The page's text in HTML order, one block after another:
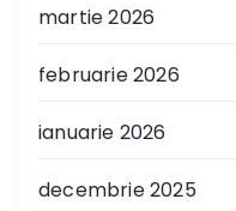
martie 2026
februarie 2026
ianuarie 2026
decembrie 2025